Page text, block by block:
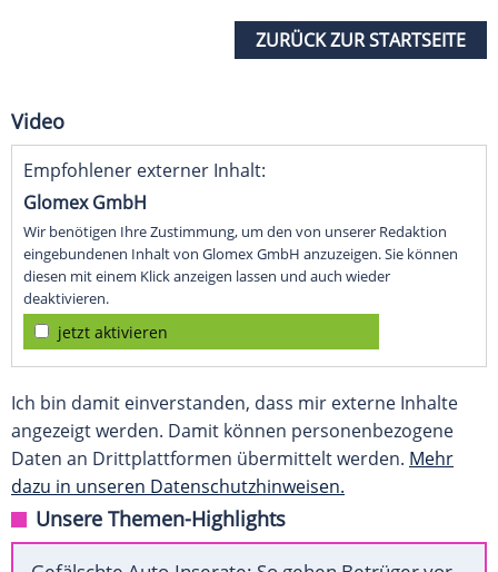
ZURÜCK ZUR STARTSEITE
Video
Empfohlener externer Inhalt:
Glomex GmbH
Wir benötigen Ihre Zustimmung, um den von unserer Redaktion
eingebundenen Inhalt von Glomex GmbH anzuzeigen. Sie können
diesen mit einem Klick anzeigen lassen und auch wieder
deaktivieren.
jetzt aktivieren
Ich bin damit einverstanden, dass mir externe Inhalte
angezeigt werden. Damit können personenbezogene
Daten an Drittplattformen übermittelt werden. Mehr
dazu in unseren Datenschutzhinweisen.
Unsere Themen-Highlights